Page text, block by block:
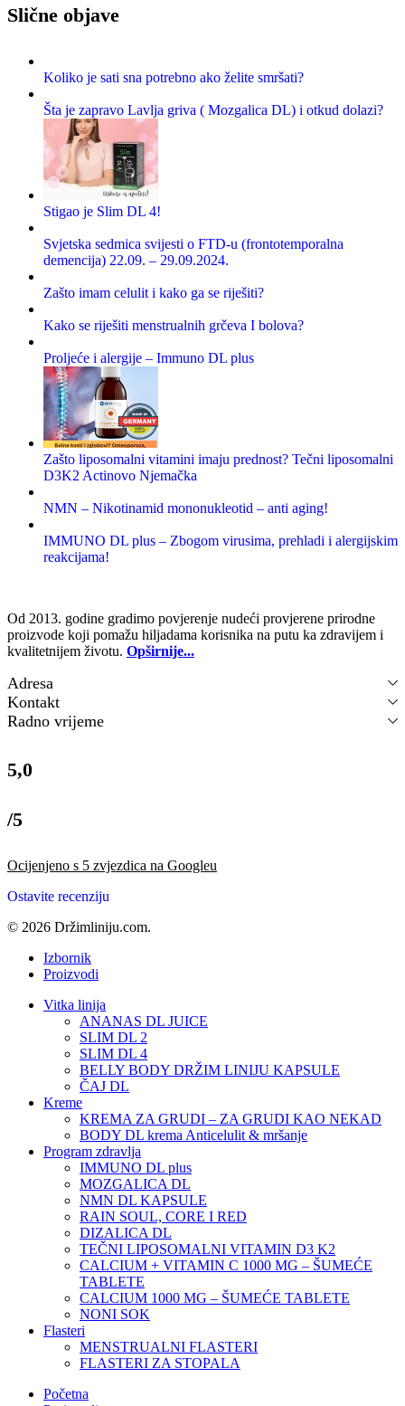
Slične objave
Koliko je sati sna potrebno ako želite smršati?
Šta je zapravo Lavlja griva ( Mozgalica DL) i otkud dolazi?
Stigao je Slim DL 4!
Svjetska sedmica svijesti o FTD-u (frontotemporalna
demencija) 22.09. – 29.09.2024.
Zašto imam celulit i kako ga se riješiti?
Kako se riješiti menstrualnih grčeva I bolova?
Proljeće i alergije – Immuno DL plus
Zašto liposomalni vitamini imaju prednost? Tečni liposomalni
D3K2 Actinovo Njemačka
NMN – Nikotinamid mononukleotid – anti aging!
IMMUNO DL plus – Zbogom virusima, prehladi i alergijskim
reakcijama!
Od 2013. godine gradimo povjerenje nudeći provjerene prirodne
proizvode koji pomažu hiljadama korisnika na putu ka zdravijem i
kvalitetnijem životu. Opširnije...
Adresa
Kontakt
Radno vrijeme
5,0
/5
Ocijenjeno s 5 zvjezdica na Googleu
Ostavite recenziju
© 2026 Držimliniju.com.
Izbornik
Proizvodi
Vitka linija
ANANAS DL JUICE
SLIM DL 2
SLIM DL 4
BELLY BODY DRŽIM LINIJU KAPSULE
ČAJ DL
Kreme
KREMA ZA GRUDI – ZA GRUDI KAO NEKAD
BODY DL krema Anticelulit & mršanje
Program zdravlja
IMMUNO DL plus
MOZGALICA DL
NMN DL KAPSULE
RAIN SOUL, CORE I RED
DIZALICA DL
TEČNI LIPOSOMALNI VITAMIN D3 K2
CALCIUM + VITAMIN C 1000 MG – ŠUMEĆE
TABLETE
CALCIUM 1000 MG – ŠUMEĆE TABLETE
NONI SOK
Flasteri
MENSTRUALNI FLASTERI
FLASTERI ZA STOPALA
Početna